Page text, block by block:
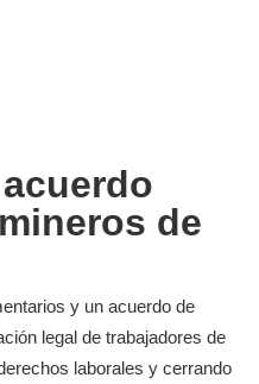
de
y un acuerdo de
legal de trabajadores de
laborales y cerrando